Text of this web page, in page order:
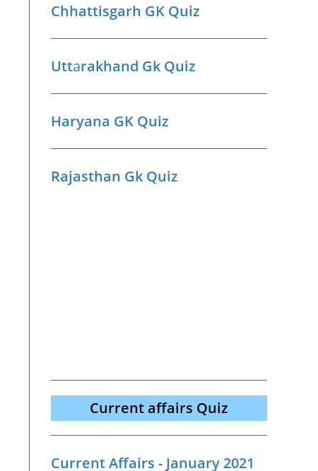
Chhattisgarh GK Quiz
Uttarakhand Gk Quiz
Haryana GK Quiz
Rajasthan Gk Quiz
Current affairs Quiz
Current Affairs - January 2021